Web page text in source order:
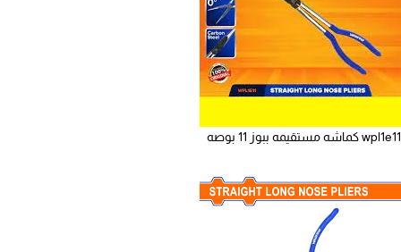
wpl1e11 كماشه مستقيمه ببوز 11 بوصه